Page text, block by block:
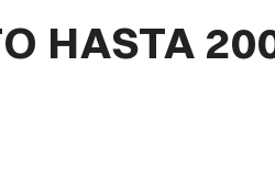
HASTA